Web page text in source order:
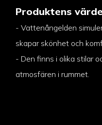
Produktens värde
- Vattenångelden
skapar skönhet och
- Den finns i olika stilar
atmosfären i rummet.